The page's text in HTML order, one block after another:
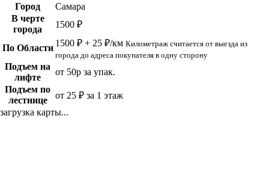
Город
Самара
В черте
города
1500 ₽
По Области 1500 ₽ + 25 ₽/км Километраж считается от выезда из
города до адреса покупателя в одну сторону
Подъем на
лифте
от 50р за упак.
Подъем по
лестнице
от 25 ₽ за 1 этаж
загрузка карты...